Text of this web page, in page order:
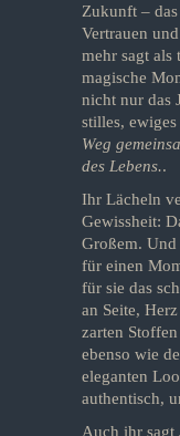
Zukunft –
Vertrauen
mehr sagt als
magische
nicht nur das
stilles, ewiges
Weg
des Lebens..
Ihr Lächeln
Gewissheit:
Großem.
für einen
für sie das
an Seite,
zarten
ebenso wie
eleganten
authentisch,
Auch ihr sagt